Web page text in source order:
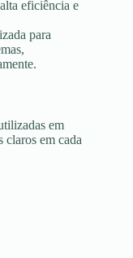
eficiência e
para
em
claros em cada